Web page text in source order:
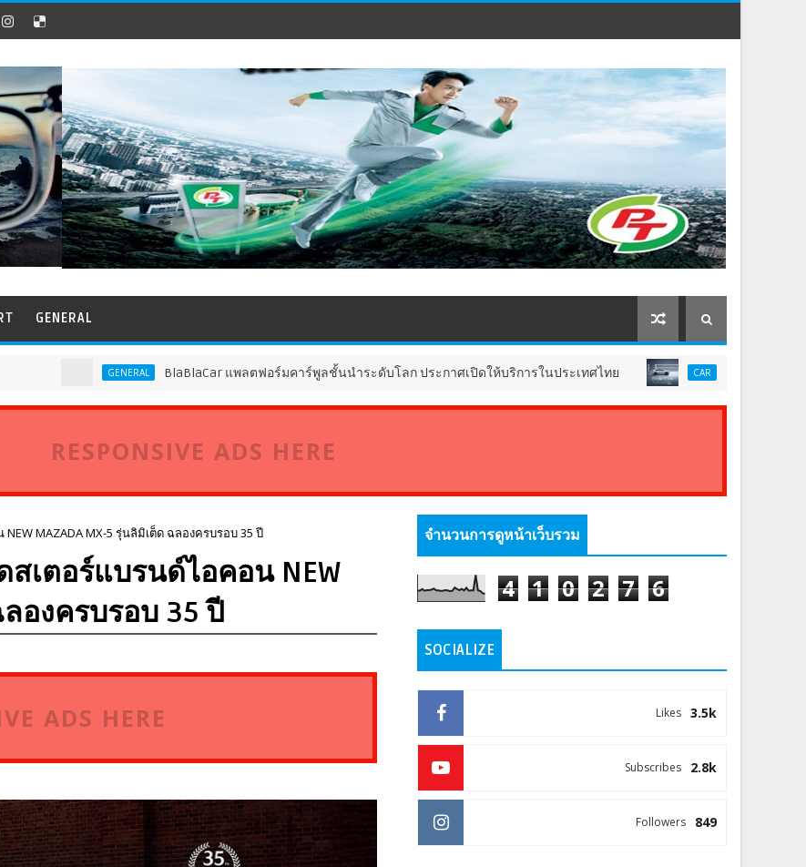
GENERAL
BlaBlaCar แพลตฟอร์มคาร์พูลชั้นนำระดับโลก ประกาศเปิดให้บริการในประเทศไทย CAR เมอร์เซเดส-เบนซ์ เผยยอดข
RESPONSIVE ADS HERE
MAZADA MX-5 รุ่นลิมิเต็ด ฉลองครบรอบ 35 ปี
เตอร์แบรนด์ไอคอน NEW
ลองครบรอบ 35 ปี
ADS HERE
จำนวนการดูหน้าเว็บรวม
4 1 0 2 7 6
SOCIALIZE
3.5k
Likes
2.8k
Subscribes
849
Followers